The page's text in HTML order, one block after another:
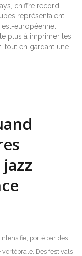
chiffre record
représentaient
européenne.
plus à imprimer les
tout en gardant une
porté par des
Des festivals